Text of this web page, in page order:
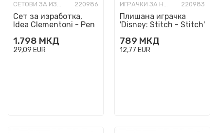
СЕТОВИ ЗА ИЗРАБОТКА 220986
Сет за изработка,
Idea Clementoni - Pen
Gabby's Dollhouse
1.798 МКД
29,09 EUR
ИГРАЧКИ ЗА НАЈМАЛИ 220983
Плишана играчка
'Disney: Stitch - Stitch'
789 МКД
12,77 EUR